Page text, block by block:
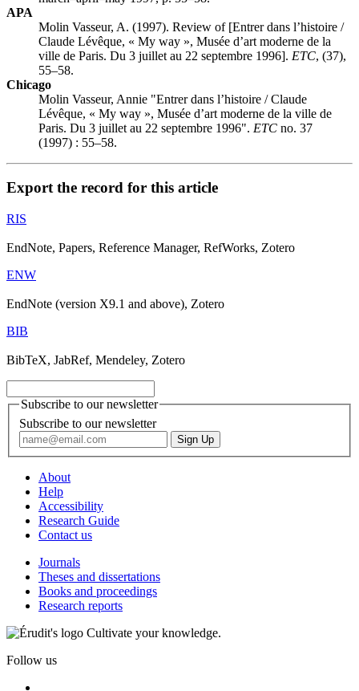
APA
Molin Vasseur, A. (1997). Review of [Entrer dans l’histoire /
Claude Lévêque, « My way », Musée d’art moderne de la
ville de Paris. Du 3 juillet au 22 septembre 1996]. ETC, (37),
55–58.
Chicago
Molin Vasseur, Annie "Entrer dans l’histoire / Claude
Lévêque, « My way », Musée d’art moderne de la ville de
Paris. Du 3 juillet au 22 septembre 1996". ETC no. 37
(1997) : 55–58.
Export the record for this article
RIS
EndNote, Papers, Reference Manager, RefWorks, Zotero
ENW
EndNote (version X9.1 and above), Zotero
BIB
BibTeX, JabRef, Mendeley, Zotero
Subscribe to our newsletter
Subscribe to our newsletter
About
Help
Accessibility
Research Guide
Contact us
Journals
Theses and dissertations
Books and proceedings
Research reports
Cultivate your knowledge.
Follow us